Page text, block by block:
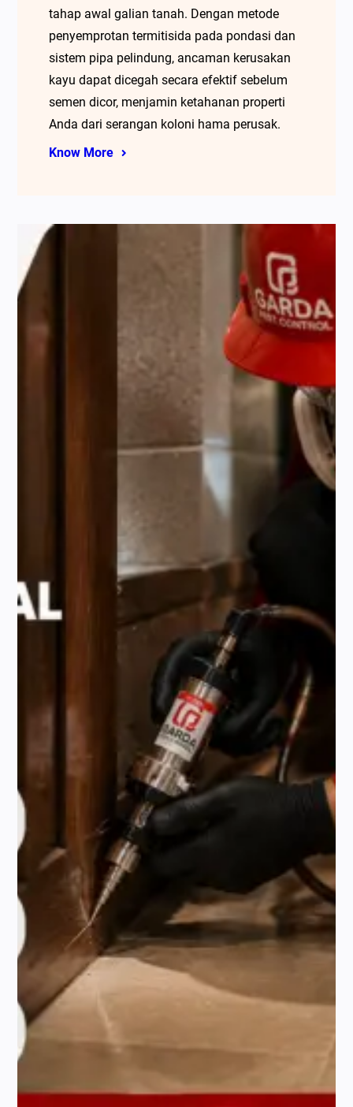
tahap awal galian tanah. Dengan metode
penyemprotan termitisida pada pondasi dan
sistem pipa pelindung, ancaman kerusakan
kayu dapat dicegah secara efektif sebelum
semen dicor, menjamin ketahanan properti
Anda dari serangan koloni hama perusak.
Know More